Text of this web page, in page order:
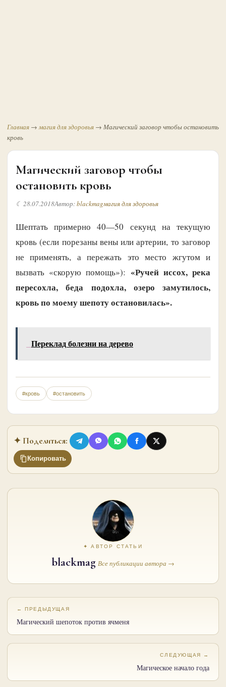
Главная → магия для здоровья → Магический заговор чтобы остановить
кровь
Магический заговор чтобы
остановить кровь
☾ 28.07.2018Автор:blackmagмагия для здоровья
Шептать примерно 40—50 секунд на текущую
кровь (если порезаны вены или артерии, то заговор
не приме­нять, а пережать это место жгутом и
вызвать «скорую помощь»): «Ручей иссох, река
пересохла, беда подохла, озе­ро замутилось,
кровь по моему шепоту остановилась».
Переклад болезни на дерево
#кровь #остановить
✦ Поделиться:
Копировать
✦ АВТОР СТАТЬИ
blackmag Все публикации автора →
← ПРЕДЫДУЩАЯ
Магический шепоток против ячменя
СЛЕДУЮЩАЯ →
Магическое начало года